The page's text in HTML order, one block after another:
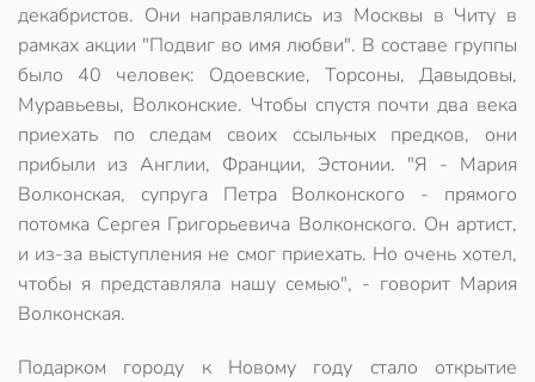
декабристов. Они направлялись из Москвы в Читу в
рамках акции "Подвиг во имя любви". В составе группы
было 40 человек: Одоевские, Торсоны, Давыдовы,
Муравьевы, Волконские. Чтобы спустя почти два века
приехать по следам своих ссыльных предков, они
прибыли из Англии, Франции, Эстонии. "Я - Мария
Волконская, супруга Петра Волконского - прямого
потомка Сергея Григорьевича Волконского. Он артист,
и из-за выступления не смог приехать. Но очень хотел,
чтобы я представляла нашу семью", - говорит Мария
Волконская.
Подарком городу к Новому году стало открытие